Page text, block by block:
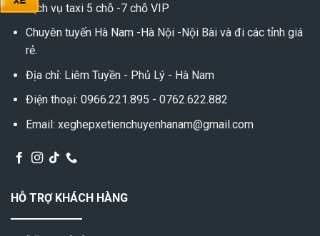
Dịch vụ taxi 5 chỗ -7 chỗ VIP
Chuyên tuyến Hà Nam -Hà Nội -Nội Bài và đi các tỉnh giá
rẻ.
Địa chỉ: Liêm Tuyền - Phủ Lý - Hà Nam
Điện thoại: 0966.221.895 - 0762.622.882
Email: xeghepxetienchuyenhanam@gmail.com
HỖ TRỢ KHÁCH HÀNG